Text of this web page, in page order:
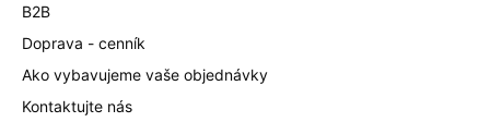
B2B
Doprava - cenník
Ako vybavujeme vaše objednávky
Kontaktujte nás